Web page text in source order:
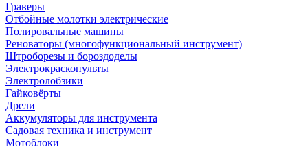
Граверы
Отбойные молотки электрические
Полировальные машины
Реноваторы (многофункциональный инструмент)
Штроборезы и бороздоделы
Электрокраскопульты
Электролобзики
Гайковёрты
Дрели
Аккумуляторы для инструмента
Садовая техника и инструмент
Мотоблоки